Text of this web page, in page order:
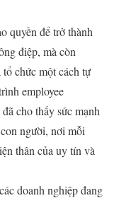
quyền để trở thành
điệp, mà còn
chức một cách tự
employee
cho thấy sức mạnh
người, nơi mỗi
thân của uy tín và
doanh nghiệp đang